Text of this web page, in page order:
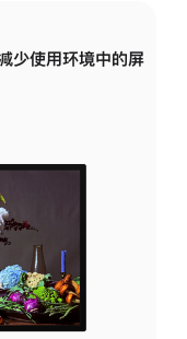
少使用环境中的屏